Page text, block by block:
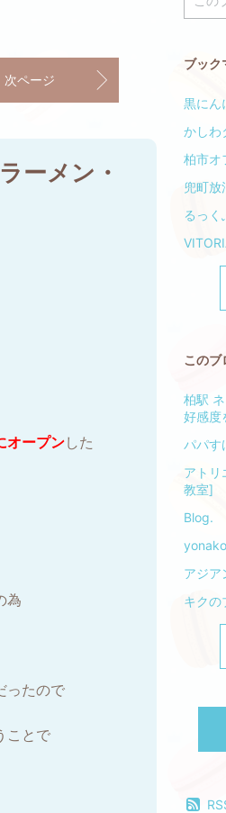
次ページ
ーメン・
オープンした
為
ったので
ことで
ブック
黒に
かしわ
柏市オ
兜町放
るっく
このブ
柏駅
好感度
パパす
アトリ
教室]
Blog.
アジ
キクの